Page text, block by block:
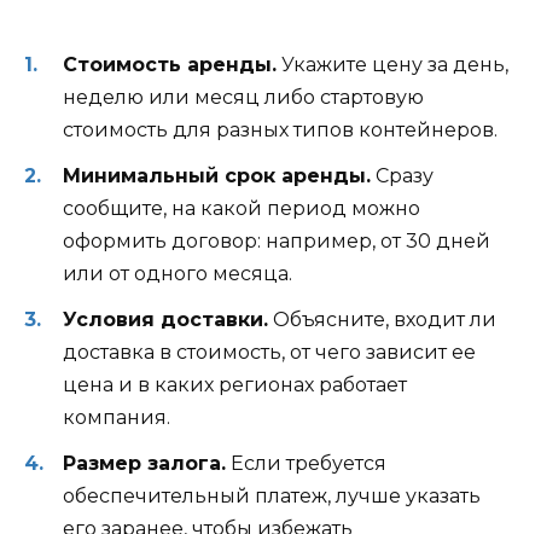
Стоимость аренды. Укажите цену за день,
неделю или месяц либо стартовую
стоимость для разных типов контейнеров.
Минимальный срок аренды. Сразу
сообщите, на какой период можно
оформить договор: например, от 30 дней
или от одного месяца.
Условия доставки. Объясните, входит ли
доставка в стоимость, от чего зависит ее
цена и в каких регионах работает
компания.
Размер залога. Если требуется
обеспечительный платеж, лучше указать
его заранее, чтобы избежать